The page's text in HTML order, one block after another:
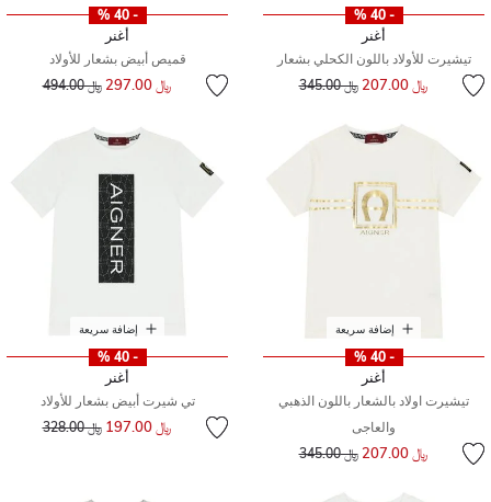
- 40 %
أغنر
تيشيرت للأولاد باللون الكحلي بشعار
﷼ 207.00 سعر مخفض من﷼ 345.00
- 40 %
أغنر
قميص أبيض بشعار للأولاد
﷼ 297.00 سعر مخفض من
﷼ 494.00 إلى
إضافة سريعة
- 40 %
أغنر
تيشيرت اولاد بالشعار باللون الذهبي
والعاجى
﷼ 207.00 سعر مخفض من﷼ 345.00
إضافة سريعة
- 40 %
أغنر
تي شيرت أبيض بشعار للأولاد
﷼ 197.00 سعر مخفض من
﷼ 328.00 إلى